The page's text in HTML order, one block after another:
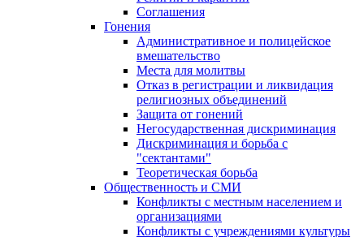
Соглашения
Гонения
Административное и полицейское
вмешательство
Места для молитвы
Отказ в регистрации и ликвидация
религиозных объединений
Защита от гонений
Негосударственная дискриминация
Дискриминация и борьба с
"сектантами"
Теоретическая борьба
Общественность и СМИ
Конфликты с местным населением и
организациями
Конфликты с учреждениями культуры